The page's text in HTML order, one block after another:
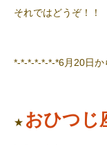
それではどうぞ！！
*-*-*-*-*-*-*6月20日
★ おひつじ